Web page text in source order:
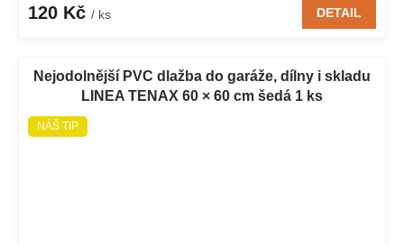
120 Kč / ks DETAIL
Nejodolnější PVC dlažba do garáže, dílny i skladu
LINEA TENAX 60 × 60 cm šedá 1 ks
NÁŠ TIP